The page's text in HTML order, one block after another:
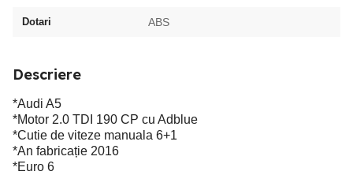
Dotari ABS
Descriere
*Audi A5
*Motor 2.0 TDI 190 CP cu Adblue
*Cutie de viteze manuala 6+1
*An fabricație 2016
*Euro 6